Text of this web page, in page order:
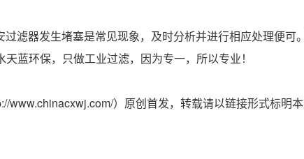
滤器发生堵塞是常见现象，及时分析并进行相应处理便
蓝环保，只做工业过滤，因为专一，所以专业！
www.chinacxwj.com/）原创首发，转载请以链接形式标明本